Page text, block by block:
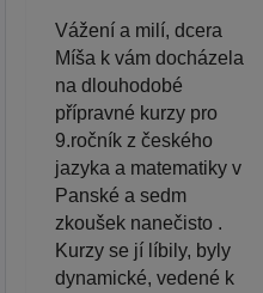
Vážení a milí, dcera
Míša k vám docházela
na dlouhodobé
přípravné kurzy pro
9.ročník z českého
jazyka a matematiky v
Panské a sedm
zkoušek nanečisto .
Kurzy se jí líbily, byly
dynamické, vedené k